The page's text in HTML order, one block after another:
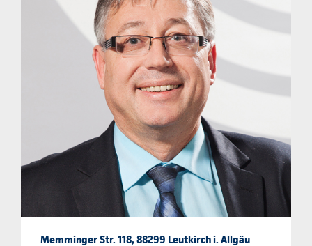
Memminger Str. 118, 88299 Leutkirch i. Allgäu